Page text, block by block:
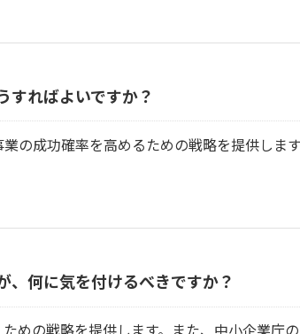
すればよいですか？
の成功確率を高めるための戦略を提供しま
、何に気を付けるべきですか？
めの戦略を提供します。また、中小企業庁